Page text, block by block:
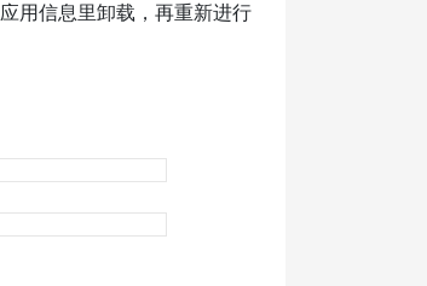
用信息里卸载，再重新进行